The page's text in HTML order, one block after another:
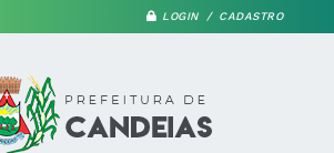
LOGIN / CADASTRO